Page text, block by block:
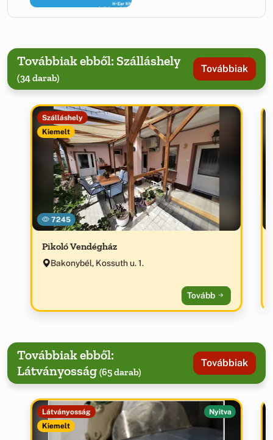
Továbbiak ebből: Szálláshely
(34 darab)
Továbbiak
7245
Szálláshely
Kiemelt
Pikoló Vendégház
Bakonybél, Kossuth u. 1.
Tovább
Továbbiak ebből:
Látványosság (65 darab)
Továbbiak
Látványosság
Kiemelt
Nyitva